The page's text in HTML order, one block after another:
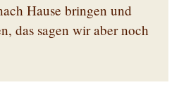
Hause bringen und
das sagen wir aber noch